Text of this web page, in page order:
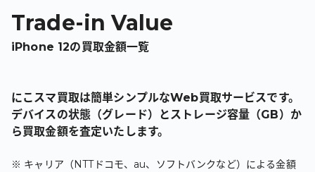
Trade-in Value
iPhone 12の買取金額一覧
にこスマ買取は簡単シンプルなWeb買取サービスです。
デバイスの状態（グレード）とストレージ容量（GB）か
ら買取金額を査定いたします。
※ キャリア（NTTドコモ、au、ソフトバンクなど）による金額